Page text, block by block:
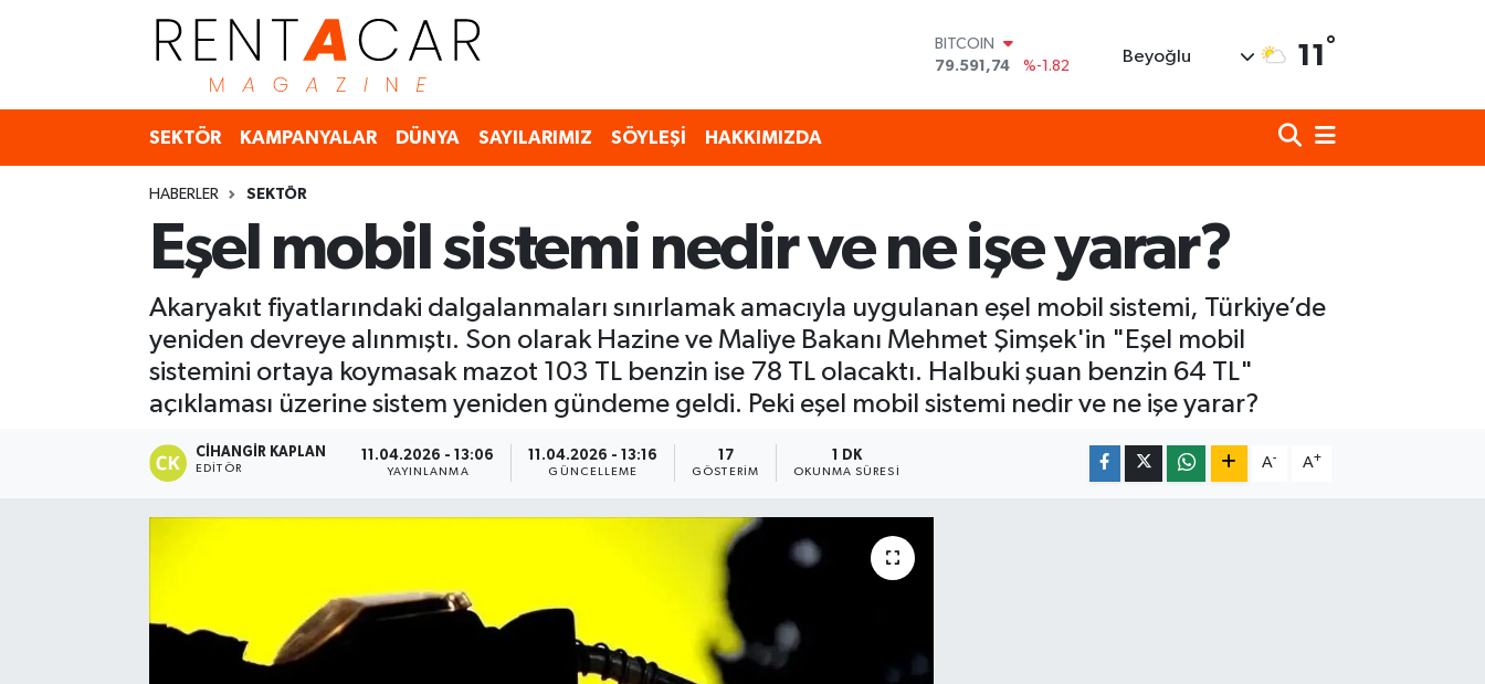
DOLAR
45,43620
%0.02
53,38690
%0.19
BİST100
14.598,00
%0
BITCOIN
Beyoğlu 11 °
SEKTÖR KAMPANYALAR DÜNYA SAYILARIMIZ SÖYLEŞİ HAKKIMIZDA
HABERLER SEKTÖR
Eşel mobil sistemi nedir ve ne işe yarar?
Akaryakıt fiyatlarındaki dalgalanmaları sınırlamak amacıyla uygulanan eşel mobil sistemi, Türkiye’de
yeniden devreye alınmıştı. Son olarak Hazine ve Maliye Bakanı Mehmet Şimşek'in "Eşel mobil
sistemini ortaya koymasak mazot 103 TL benzin ise 78 TL olacaktı. Halbuki şuan benzin 64 TL"
açıklaması üzerine sistem yeniden gündeme geldi. Peki eşel mobil sistemi nedir ve ne işe yarar?
CIHANGIR KAPLAN
EDITÖR
11.04.2026 - 13:06
YAYINLANMA
11.04.2026 - 13:16
GÜNCELLEME
17
GÖSTERIM
1 DK
OKUNMA SÜRESI
A- A+
İstanbul Nöbetçi Eczaneler
İstanbul Hava Durumu
İstanbul Namaz Vakitleri
İstanbul Trafik Yoğunluk Haritası
Süper Lig Puan Durumu ve Fikstür
Tüm Manşetler
Son Dakika Haberleri
Haber Arşivi